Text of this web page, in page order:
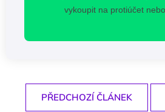
vykoupit na protiúčet
PŘEDCHOZÍ ČLÁNEK